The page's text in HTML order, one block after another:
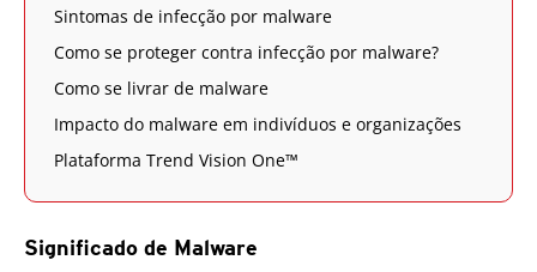
Sintomas de infecção por malware
Como se proteger contra infecção por malware?
Como se livrar de malware
Impacto do malware em indivíduos e organizações
Plataforma Trend Vision One™
Significado de Malware